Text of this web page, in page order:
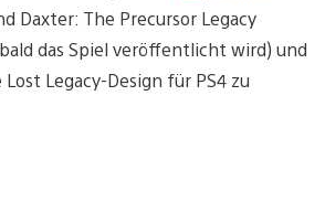
Daxter: The Precursor Legacy
das Spiel veröffentlicht wird) und
Legacy-Design für PS4 zu